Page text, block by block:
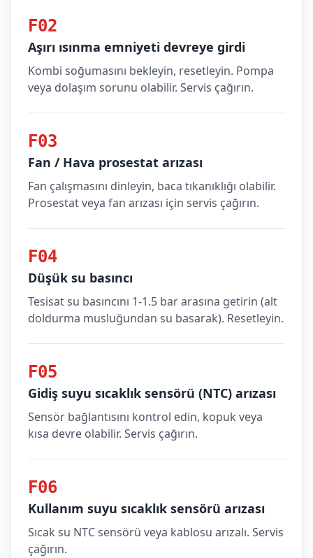
F02
Aşırı ısınma emniyeti devreye girdi
Kombi soğumasını bekleyin, resetleyin. Pompa
veya dolaşım sorunu olabilir. Servis çağırın.
F03
Fan / Hava prosestat arızası
Fan çalışmasını dinleyin, baca tıkanıklığı olabilir.
Prosestat veya fan arızası için servis çağırın.
F04
Düşük su basıncı
Tesisat su basıncını 1-1.5 bar arasına getirin (alt
doldurma musluğundan su basarak). Resetleyin.
F05
Gidiş suyu sıcaklık sensörü (NTC) arızası
Sensör bağlantısını kontrol edin, kopuk veya
kısa devre olabilir. Servis çağırın.
F06
Kullanım suyu sıcaklık sensörü arızası
Sıcak su NTC sensörü veya kablosu arızalı. Servis
çağırın.